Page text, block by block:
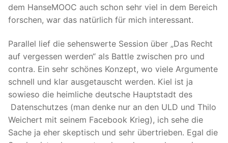
dem HanseMOOC auch schon sehr viel in dem Bereich
forschen, war das natürlich für mich interessant.
Parallel lief die sehenswerte Session über „Das Recht
auf vergessen werden“ als Battle zwischen pro und
contra. Ein sehr schönes Konzept, wo viele Argumente
schnell und klar ausgetauscht werden. Kiel ist ja
sowieso die heimliche deutsche Hauptstadt des
Datenschutzes (man denke nur an den ULD und Thilo
Weichert mit seinem Facebook Krieg), ich sehe die
Sache ja eher skeptisch und sehr übertrieben. Egal die